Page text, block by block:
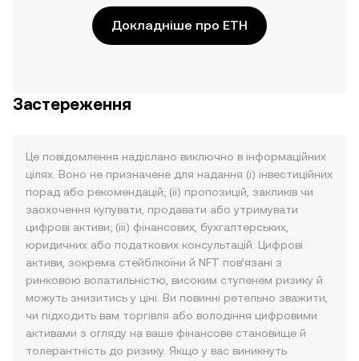
Докладніше про ETH
Застереження
Це повідомлення надіслано виключно в інформаційних
цілях. Воно не призначене для надання (i) інвестиційних
порад або рекомендацій; (ii) пропозицій, закликів чи
заохочення купувати, продавати або утримувати
цифрові активи; (iii) фінансових, бухгалтерських,
юридичних або податкових консультацій. Цифрові
активи, зокрема стейблкоїни й NFT пов’язані з
ринковою волатильністю, високим ступенем ризику й
можуть знизитись у ціні. Ви повинні ретельно зважити,
чи підходить вам торгівля або володіння цифровими
активами з огляду на ваше фінансове становище й
толерантність до ризику. Якщо у вас виникнуть